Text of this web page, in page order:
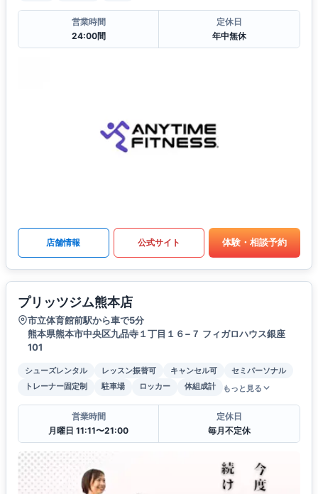
営業時間
24:00間
定休日
年中無休
店舗情報 公式サイト 体験・相談予約
プリッツジム熊本店
市立体育館前駅から車で5分
熊本県熊本市中央区九品寺１丁目１６−７ フィガロハウス銀座
101
シューズレンタル レッスン振替可 キャンセル可
セミパーソナル
トレーナー固定制
駐車場 ロッカー 体組成計 もっと見る
営業時間
月曜日 11:11〜21:00
定休日
毎月不定休